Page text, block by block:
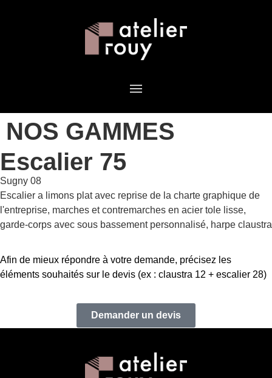
NOS GAMMES
Escalier 75
Sugny 08
Escalier a limons plat avec reprise de la charte graphique de
l'entreprise, marches et contremarches en acier tole lisse,
garde-corps avec sous bassement personnalisé, harpe claustra
Afin de mieux répondre à votre demande, précisez les
éléments souhaités sur le devis (ex : claustra 12 + escalier 28)
Demander un devis